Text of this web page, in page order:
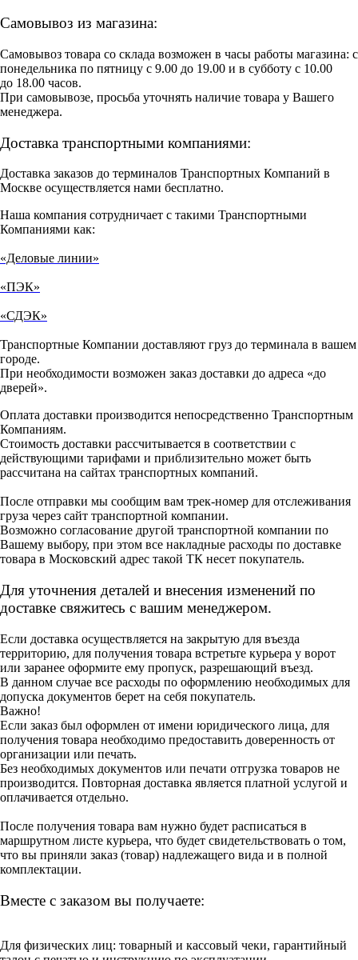
Самовывоз из магазина:
Самовывоз товара со склада возможен в часы работы магазина: с
понедельника по пятницу с 9.00 до 19.00 и в субботу с 10.00
до 18.00 часов.
При самовывозе, просьба уточнять наличие товара у Вашего
менеджера.
Доставка транспортными компаниями:
Доставка заказов до терминалов Транспортных Компаний в
Москве осуществляется нами бесплатно.
Наша компания сотрудничает с такими Транспортными
Компаниями как:
«Деловые линии»
«ПЭК»
«СДЭК»
Транспортные Компании доставляют груз до терминала в вашем
городе.
При необходимости возможен заказ доставки до адреса «до
дверей».
Оплата доставки производится непосредственно Транспортным
Компаниям.
Стоимость доставки рассчитывается в соответствии с
действующими тарифами и приблизительно может быть
рассчитана на сайтах транспортных компаний.
После отправки мы сообщим вам трек-номер для отслеживания
груза через сайт транспортной компании.
Возможно согласование другой транспортной компании по
Вашему выбору, при этом все накладные расходы по доставке
товара в Московский адрес такой ТК несет покупатель.
Для уточнения деталей и внесения изменений по
доставке свяжитесь с вашим менеджером.
Если доставка осуществляется на закрытую для въезда
территорию, для получения товара встретьте курьера у ворот
или заранее оформите ему пропуск, разрешающий въезд.
В данном случае все расходы по оформлению необходимых для
допуска документов берет на себя покупатель.
Важно!
Если заказ был оформлен от имени юридического лица, для
получения товара необходимо предоставить доверенность от
организации или печать.
Без необходимых документов или печати отгрузка товаров не
производится. Повторная доставка является платной услугой и
оплачивается отдельно.
После получения товара вам нужно будет расписаться в
маршрутном листе курьера, что будет свидетельствовать о том,
что вы приняли заказ (товар) надлежащего вида и в полной
комплектации.
Вместе с заказом вы получаете:
Для физических лиц: товарный и кассовый чеки, гарантийный